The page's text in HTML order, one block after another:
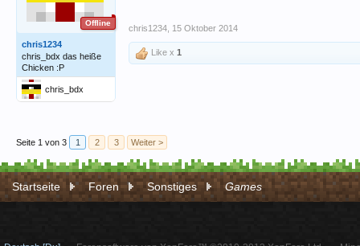
Offline
chris1234
chris_bdx das heiße
Chicken :P
chris_bdx
chris1234 15 Oktober 2014
Like x 1
Seite 1 von 3 1 2 3 Weiter >
Startseite Foren Sonstiges Games